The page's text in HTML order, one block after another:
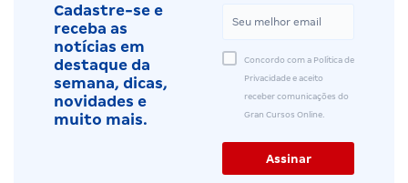
Cadastre-se e
receba as
notícias em
destaque da
semana, dicas,
novidades e
muito mais.
Concordo com a Política de
Privacidade e aceito
receber comunicações do
Gran Cursos Online.